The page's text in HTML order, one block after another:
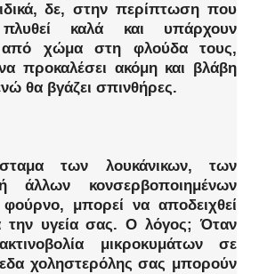
δε, στην περίπτωση που
καλά και υπάρχουν
από χώμα στη φλούδα τους,
προκαλέσει ακόμη και βλάβη
θα βγάζει σπινθήρες.
των λουκάνικων, των
άλλων κονσερβοποιημένων
μπορεί να αποδειχθεί
την υγεία σας. Ο λόγος; Όταν
μικροκυμάτων σε
χοληστερόλης σας μπορούν